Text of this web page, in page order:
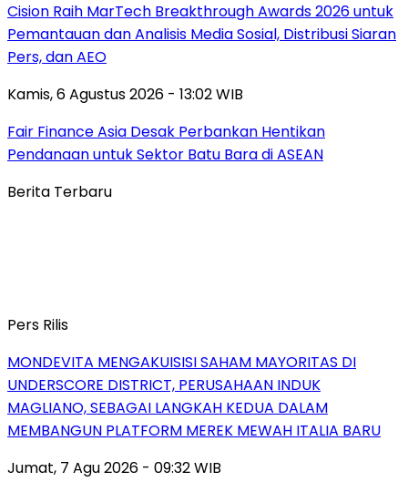
Cision Raih MarTech Breakthrough Awards 2026 untuk
Pemantauan dan Analisis Media Sosial, Distribusi Siaran
Pers, dan AEO
Kamis, 6 Agustus 2026 - 13:02 WIB
Fair Finance Asia Desak Perbankan Hentikan
Pendanaan untuk Sektor Batu Bara di ASEAN
Berita Terbaru
Pers Rilis
MONDEVITA MENGAKUISISI SAHAM MAYORITAS DI
UNDERSCORE DISTRICT, PERUSAHAAN INDUK
MAGLIANO, SEBAGAI LANGKAH KEDUA DALAM
MEMBANGUN PLATFORM MEREK MEWAH ITALIA BARU
Jumat, 7 Agu 2026 - 09:32 WIB